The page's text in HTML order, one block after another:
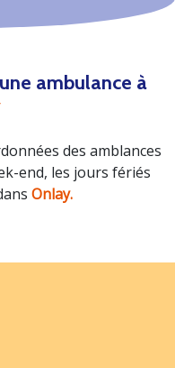
ambulance à
des amblances
end, les jours fériés
Onlay.